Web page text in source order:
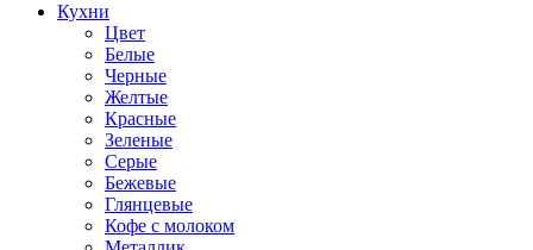
Кухни
Цвет
Белые
Черные
Желтые
Красные
Зеленые
Серые
Бежевые
Глянцевые
Кофе с молоком